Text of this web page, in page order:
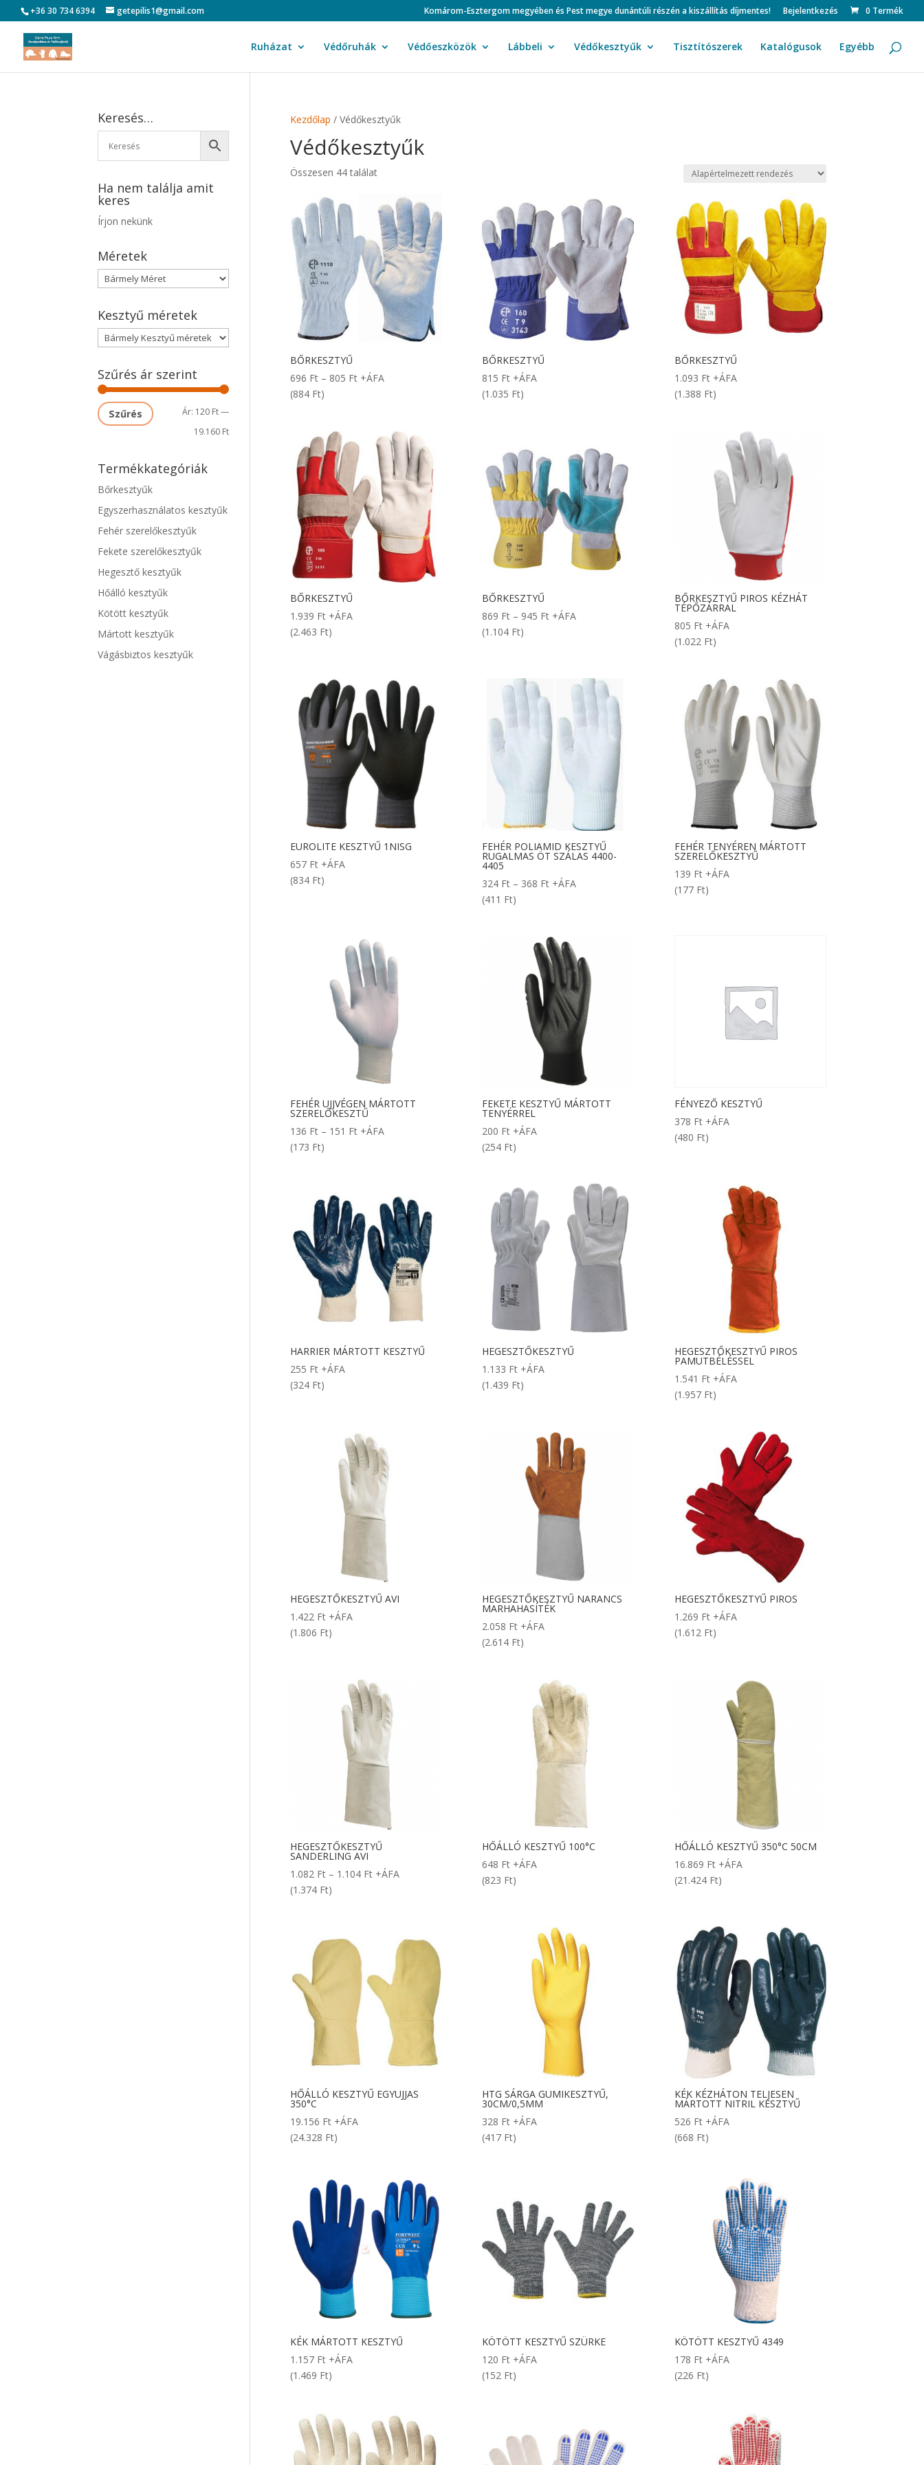
+36 30 734 6394 getepilis1@gmail.com Komárom-Esztergom megyében és Pest megye dunántúli részén a kiszállítás díjmentes! Bejelentkezés 0 Termék
Ruházat Védőruhák Védőeszközök Lábbeli Védőkesztyűk Tisztítószerek Katalógusok Egyébb
Kezdőlap / Védőkesztyűk
Védőkesztyűk
Összesen 44 találat
BŐRKESZTYŰ
696 Ft – 805 FtÁrtartomány:
+ÁFA
(884 Ft)
BŐRKESZTYŰ
815 Ft +ÁFA
(1.035 Ft)
BŐRKESZTYŰ
1.093 Ft +ÁFA
(1.388 Ft)
BŐRKESZTYŰ
1.939 Ft +ÁFA
(2.463 Ft)
BŐRKESZTYŰ
869 Ft – 945 FtÁrtartomány:
+ÁFA
(1.104 Ft)
BŐRKESZTYŰ PIROS KÉZHÁT
TÉPŐZÁRRAL
805 Ft +ÁFA
(1.022 Ft)
EUROLITE KESZTYŰ 1NISG
657 Ft +ÁFA
(834 Ft)
FEHÉR POLIAMID KESZTYŰ
RUGALMAS ÖT SZÁLAS 4400-
4405
324 Ft – 368 FtÁrtartomány:
+ÁFA
(411 Ft)
FEHÉR TENYÉREN MÁRTOTT
SZERELŐKESZTYŰ
139 Ft +ÁFA
(177 Ft)
FEHÉR UJJVÉGEN MÁRTOTT
SZERELŐKESZTŰ
136 Ft – 151 FtÁrtartomány:
+ÁFA
(173 Ft)
FEKETE KESZTYŰ MÁRTOTT
TENYÉRREL
200 Ft +ÁFA
(254 Ft)
FÉNYEZŐ KESZTYŰ
378 Ft +ÁFA
(480 Ft)
HARRIER MÁRTOTT KESZTYŰ
255 Ft +ÁFA
(324 Ft)
HEGESZTŐKESZTYŰ
1.133 Ft +ÁFA
(1.439 Ft)
HEGESZTŐKESZTYŰ PIROS
PAMUTBÉLÉSSEL
1.541 Ft +ÁFA
(1.957 Ft)
HEGESZTŐKESZTYŰ AVI
1.422 Ft +ÁFA
(1.806 Ft)
HEGESZTŐKESZTYŰ NARANCS
MARHAHASÍTÉK
2.058 Ft +ÁFA
(2.614 Ft)
HEGESZTŐKESZTYŰ PIROS
1.269 Ft +ÁFA
(1.612 Ft)
HEGESZTŐKESZTYŰ
SANDERLING AVI
1.082 Ft – 1.104 FtÁrtartomány:
+ÁFA
(1.374 Ft)
HŐÁLLÓ KESZTYŰ 100°C
648 Ft +ÁFA
(823 Ft)
HŐÁLLÓ KESZTYŰ 350°C 50CM
16.869 Ft +ÁFA
(21.424 Ft)
HŐÁLLÓ KESZTYŰ EGYUJJAS
350°C
19.156 Ft +ÁFA
(24.328 Ft)
HTG SÁRGA GUMIKESZTYŰ,
30CM/0,5MM
328 Ft +ÁFA
(417 Ft)
KÉK KÉZHÁTON TELJESEN
MÁRTOTT NITRIL KESZTYŰ
526 Ft +ÁFA
(668 Ft)
KÉK MÁRTOTT KESZTYŰ
1.157 Ft +ÁFA
(1.469 Ft)
KÖTÖTT KESZTYŰ SZÜRKE
120 Ft +ÁFA
(152 Ft)
KÖTÖTT KESZTYŰ 4349
178 Ft +ÁFA
(226 Ft)
Keresés…
Ha nem találja amit
keres
Írjon nekünk
Méretek
Kesztyű méretek
Szűrés ár szerint
Min
ár
Max
ár
Szűrés Ár: 120 Ft—
19.160 Ft
Termékkategóriák
Bőrkesztyűk
Egyszerhasználatos kesztyűk
Fehér szerelőkesztyűk
Fekete szerelőkesztyűk
Hegesztő kesztyűk
Hőálló kesztyűk
Kötött kesztyűk
Mártott kesztyűk
Vágásbiztos kesztyűk